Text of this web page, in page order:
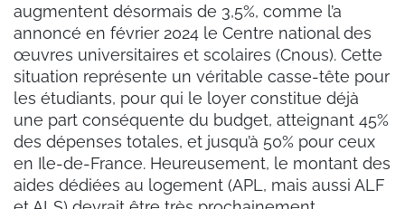
augmentent désormais de 3,5%, comme l’a
annoncé en février 2024 le Centre national des
œuvres universitaires et scolaires (Cnous). Cette
situation représente un véritable casse-tête pour
les étudiants, pour qui le loyer constitue déjà
une part conséquente du budget, atteignant 45%
des dépenses totales, et jusqu’à 50% pour ceux
en Ile-de-France. Heureusement, le montant des
aides dédiées au logement (APL, mais aussi ALF